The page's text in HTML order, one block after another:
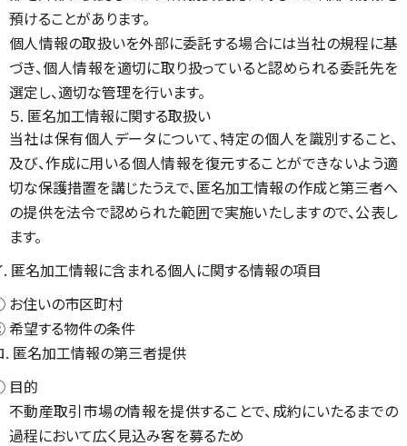
預けることがあります。
個人情報の取扱いを外部に委託する場合には当社の規程に基
づき、個人情報を適切に取り扱っていると認められる委託先を
選定し、適切な管理を行います。
５. 匿名加工情報に関する取扱い
当社は保有個人データについて、特定の個人を識別すること、
及び、作成に用いる個人情報を復元することができないよう適
切な保護措置を講じたうえで、匿名加工情報の作成と第三者へ
の提供を法令で認められた範囲で実施いたしますので、公表し
ます。
. 匿名加工情報に含まれる個人に関する情報の項目
住いの市区町村
望する物件の条件
. 匿名加工情報の第三者提供
目的
不動産取引市場の情報を提供することで、成約にいたるまでの
過程において広く見込み客を募るため